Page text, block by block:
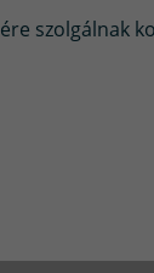
szolgálnak